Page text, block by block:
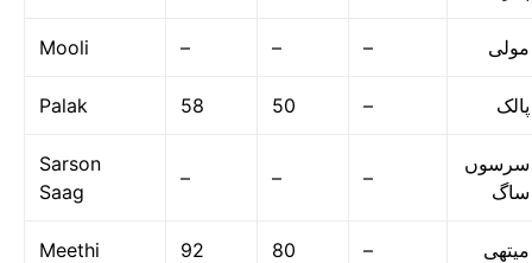
Mooli – – – مولی
Palak 58 50 – پالک
Sarson
Saag
– – –
سرسوں
ساگ
Meethi 92 80 – میتھی